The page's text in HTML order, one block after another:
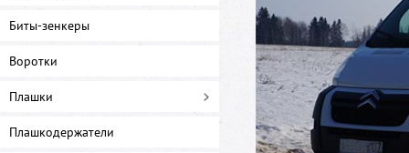
Биты-зенкеры
Воротки
Плашки
Плашкодержатели